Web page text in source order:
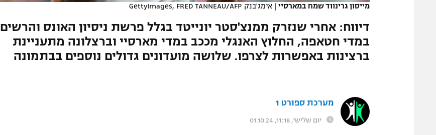
המגזיןמייסון גרינווד שמח במארסיי | אימג'בנק GettyImages, FRED TANNEAU/AFP
דיווח: אחרי שנזרק ממנצ'סטר יונייטד בגלל פרשת ניסיון האונס והרשים
במדי חטאפה, החלוץ האנגלי מככב במדי מארסיי וברצלונה מתעניינת
ברצינות באפשרות לצרפו. שלושה מועדונים גדולים נוספים בבתמונה
מערכת ספורט 1
יום שלישי, 11:18, 01.10.24